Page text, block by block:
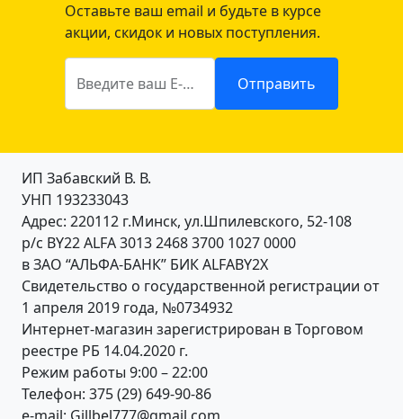
Оставьте ваш email и будьте в курсе
акции, скидок и новых поступления.
Введите ваш E-mail Отправить
ИП Забавский В. В.
УНП 193233043
Адрес: 220112 г.Минск, ул.Шпилевского, 52-108
р/с BY22 ALFA 3013 2468 3700 1027 0000
в ЗАО “АЛЬФА-БАНК” БИК ALFABY2X
Свидетельство о государственной регистрации от
1 апреля 2019 года, №0734932
Интернет-магазин зарегистрирован в Торговом
реестре РБ 14.04.2020 г.
Режим работы 9:00 – 22:00
Телефон: 375 (29) 649-90-86